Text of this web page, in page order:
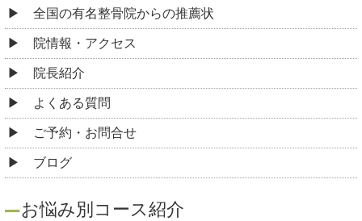
全国の有名整骨院からの推薦状
院情報・アクセス
院長紹介
よくある質問
ご予約・お問合せ
ブログ
お悩み別コース紹介